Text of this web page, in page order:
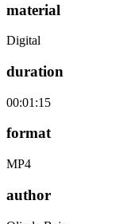
material
Digital
duration
00:01:15
format
MP4
author